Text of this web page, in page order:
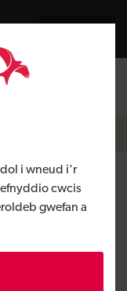
i wneud i'r
cwcis
gwefan a